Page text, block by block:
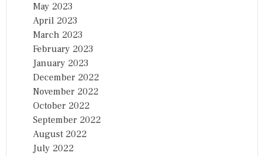
May 2023
April 2023
March 2023
February 2023
January 2023
December 2022
November 2022
October 2022
September 2022
August 2022
July 2022